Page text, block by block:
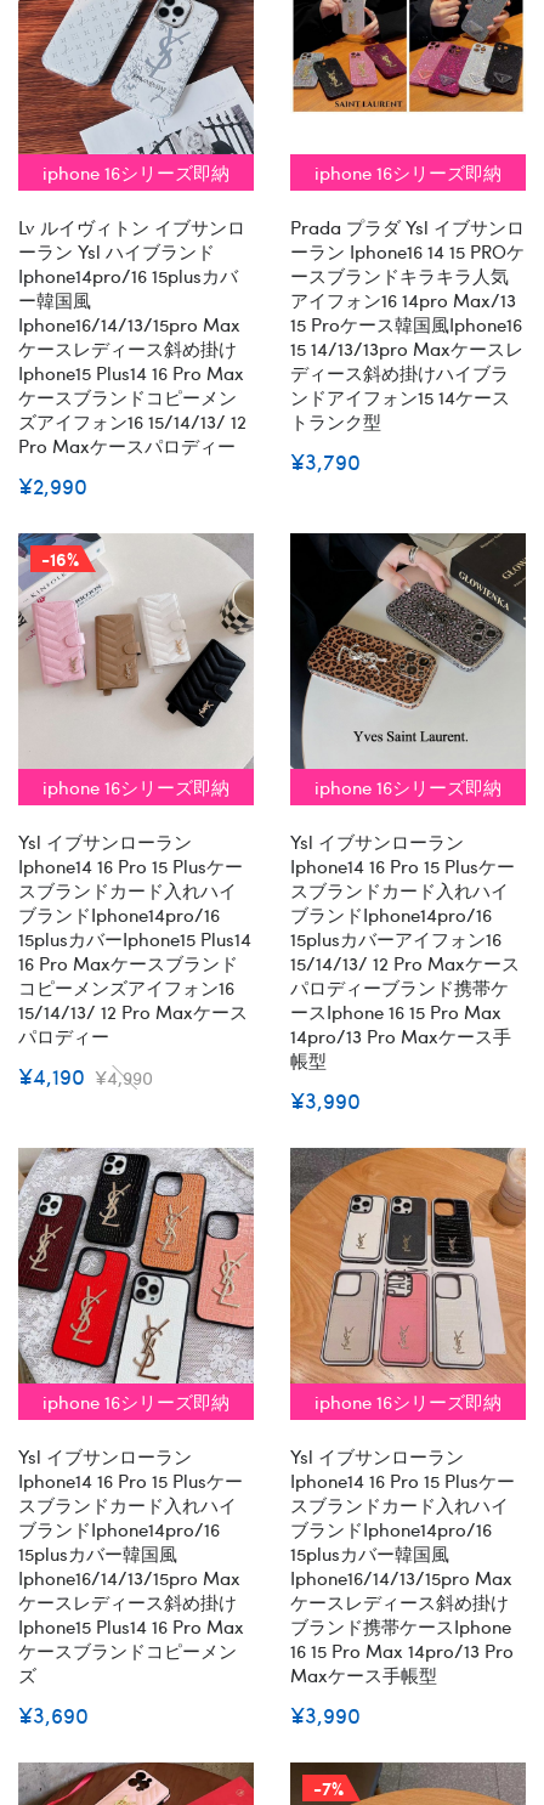
iphone 16シリーズ即納
Lv ルイヴィトン イブサンロ
ーラン Ysl ハイブランド
Iphone14pro/16 15plusカバ
ー韓国風
Iphone16/14/13/15pro Max
ケースレディース斜め掛け
Iphone15 Plus14 16 Pro Max
ケースブランドコピーメン
ズアイフォン16 15/14/13/ 12
Pro Maxケースパロディー
¥2,990
iphone 16シリーズ即納
Prada プラダ Ysl イブサンロ
ーラン Iphone16 14 15 PROケ
ースブランドキラキラ人気
アイフォン16 14pro Max/13
15 Proケース韓国風iphone16
15 14/13/13pro Maxケースレ
ディース斜め掛けハイブラ
ンドアイフォン15 14ケース
トランク型
¥3,790
-16%
iphone 16シリーズ即納
Ysl イブサンローラン
Iphone14 16 Pro 15 Plusケー
スブランドカード入れハイ
ブランドiphone14pro/16
15plusカバーiphone15 Plus14
16 Pro Maxケースブランド
コピーメンズアイフォン16
15/14/13/ 12 Pro Maxケース
パロディー
¥4,190 ¥4,990
iphone 16シリーズ即納
Ysl イブサンローラン
Iphone14 16 Pro 15 Plusケー
スブランドカード入れハイ
ブランドiphone14pro/16
15plusカバーアイフォン16
15/14/13/ 12 Pro Maxケース
パロディーブランド携帯ケ
ースiphone 16 15 Pro Max
14pro/13 Pro Maxケース手
帳型
¥3,990
iphone 16シリーズ即納
Ysl イブサンローラン
Iphone14 16 Pro 15 Plusケー
スブランドカード入れハイ
ブランドiphone14pro/16
15plusカバー韓国風
Iphone16/14/13/15pro Max
ケースレディース斜め掛け
Iphone15 Plus14 16 Pro Max
ケースブランドコピーメン
ズ
¥3,690
iphone 16シリーズ即納
Ysl イブサンローラン
Iphone14 16 Pro 15 Plusケー
スブランドカード入れハイ
ブランドiphone14pro/16
15plusカバー韓国風
Iphone16/14/13/15pro Max
ケースレディース斜め掛け
ブランド携帯ケースiphone
16 15 Pro Max 14pro/13 Pro
Maxケース手帳型
¥3,990
-7%